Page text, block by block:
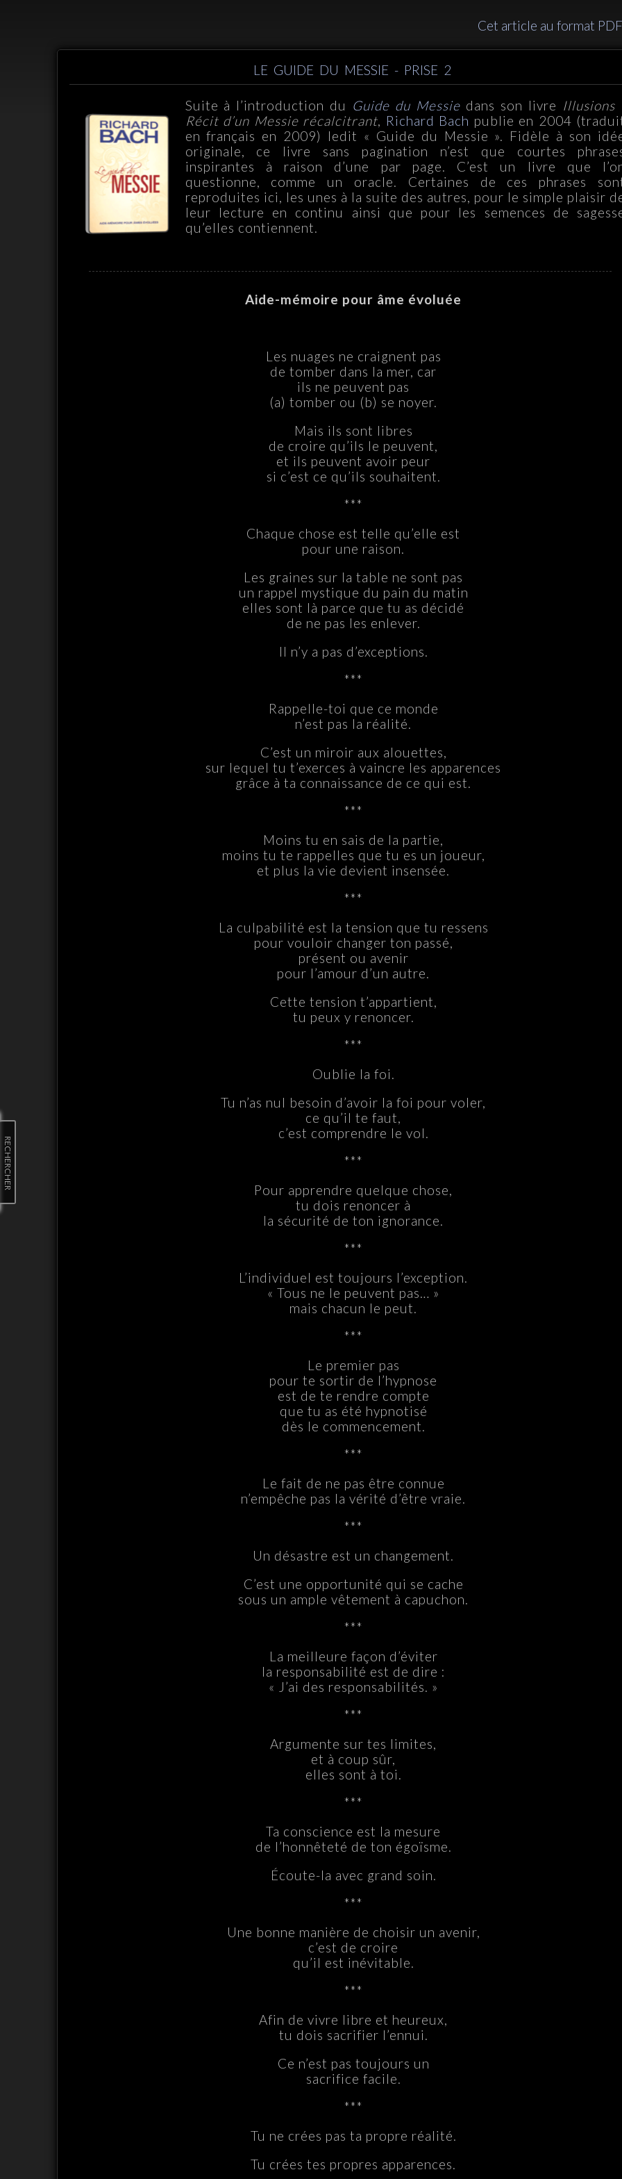
Cet article au format
LE GUIDE DU MESSIE - PRISE 2
Suite à l’introduction du Guide du Messie dans son livre Illusions
Récit d’un Messie récalcitrant, Richard Bach publie en 2004
en français en 2009) ledit « Guide du Messie ». Fidèle à son
originale, ce livre sans pagination n’est que courtes
inspirantes à raison d’une par page. C’est un livre que
questionne, comme un oracle. Certaines de ces phrases
reproduites ici, les unes à la suite des autres, pour le simple plaisir
leur lecture en continu ainsi que pour les semences de
qu’elles contiennent.
Aide-mémoire pour âme évoluée
Les nuages ne craignent pas
de tomber dans la mer, car
ils ne peuvent pas
(a) tomber ou (b) se noyer.
Mais ils sont libres
de croire qu’ils le peuvent,
et ils peuvent avoir peur
si c’est ce qu’ils souhaitent.
***
Chaque chose est telle qu’elle est
pour une raison.
Les graines sur la table ne sont pas
un rappel mystique du pain du matin
elles sont là parce que tu as décidé
de ne pas les enlever.
Il n’y a pas d’exceptions.
***
Rappelle-toi que ce monde
n’est pas la réalité.
C’est un miroir aux alouettes,
sur lequel tu t’exerces à vaincre les apparences
grâce à ta connaissance de ce qui est.
***
Moins tu en sais de la partie,
moins tu te rappelles que tu es un joueur,
et plus la vie devient insensée.
***
La culpabilité est la tension que tu ressens
pour vouloir changer ton passé,
présent ou avenir
pour l’amour d’un autre.
Cette tension t’appartient,
tu peux y renoncer.
***
Oublie la foi.
Tu n’as nul besoin d’avoir la foi pour voler,
ce qu’il te faut,
c’est comprendre le vol.
***
Pour apprendre quelque chose,
tu dois renoncer à
la sécurité de ton ignorance.
***
L’individuel est toujours l’exception.
« Tous ne le peuvent pas… »
mais chacun le peut.
***
Le premier pas
pour te sortir de l’hypnose
est de te rendre compte
que tu as été hypnotisé
dès le commencement.
***
Le fait de ne pas être connue
n’empêche pas la vérité d’être vraie.
***
Un désastre est un changement.
C’est une opportunité qui se cache
sous un ample vêtement à capuchon.
***
La meilleure façon d’éviter
la responsabilité est de dire :
« J’ai des responsabilités. »
***
Argumente sur tes limites,
et à coup sûr,
elles sont à toi.
***
Ta conscience est la mesure
de l’honnêteté de ton égoïsme.
Écoute-la avec grand soin.
***
Une bonne manière de choisir un avenir,
c’est de croire
qu’il est inévitable.
***
Afin de vivre libre et heureux,
tu dois sacrifier l’ennui.
Ce n’est pas toujours un
sacrifice facile.
***
Tu ne crées pas ta propre réalité.
Tu crées tes propres apparences.
RECHERCHER